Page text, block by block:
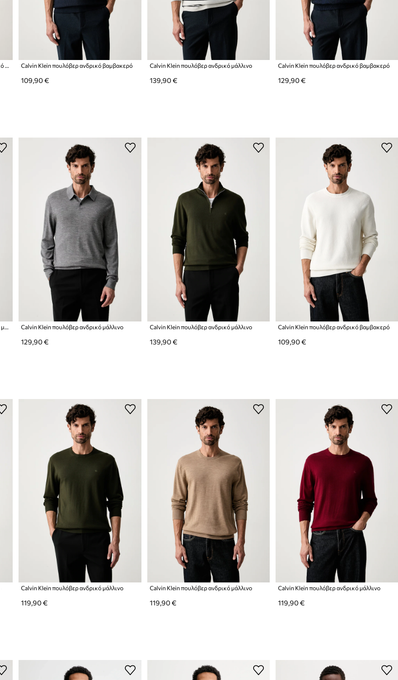
Calvin Klein πουλόβερ με κουμπιά ανδρικό μάλλινο Calvin Klein πουλόβερ ανδρικό βαμβακερό
109,90 €
Calvin Klein πουλόβερ ανδρικό μάλλινο
139,90 €
Calvin Klein πουλόβερ ανδρικό βαμβακερό
129,90 €
Calvin Klein πουλόβερ ανδρικό μάλλινο
129,90 €
Calvin Klein πουλόβερ ανδρικό μάλλινο
139,90 €
Calvin Klein πουλόβερ ανδρικό βαμβακερό
109,90 €
Calvin Klein πουλόβερ ανδρικό μάλλινο
119,90 €
Calvin Klein πουλόβερ ανδρικό μάλλινο
119,90 €
Calvin Klein πουλόβερ ανδρικό μάλλινο
119,90 €